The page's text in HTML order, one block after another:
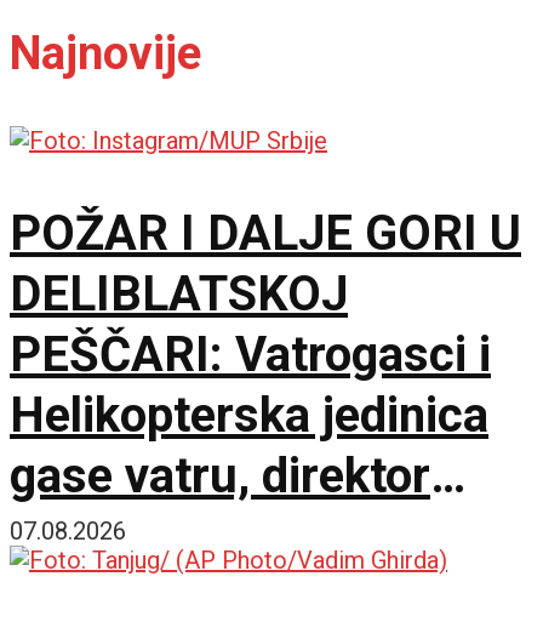
Najnovije
POŽAR I DALJE GORI U
DELIBLATSKOJ
PEŠČARI: Vatrogasci i
Helikopterska jedinica
gase vatru, direktor
policije obišao požarište
07.08.2026